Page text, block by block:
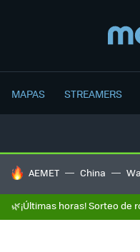
MAPAS STREAMERS
HOY SE HABLA DE
AEMET China
🌿¡Últimas horas! Sorteo de